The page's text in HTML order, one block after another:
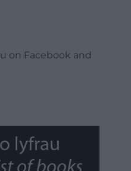
on Facebook and